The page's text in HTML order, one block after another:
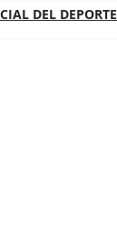
DEL DEPORTE